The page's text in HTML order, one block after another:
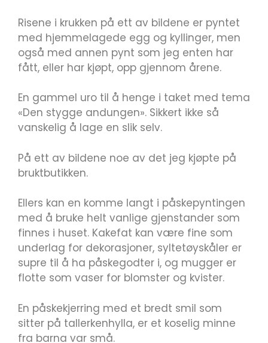
Risene i krukken på ett av bildene er pyntet
med hjemmelagede egg og kyllinger, men
også med annen pynt som jeg enten har
fått, eller har kjøpt, opp gjennom årene.
En gammel uro til å henge i taket med tema
«Den stygge andungen». Sikkert ikke så
vanskelig å lage en slik selv.
På ett av bildene noe av det jeg kjøpte på
bruktbutikken.
Ellers kan en komme langt i påskepyntingen
med å bruke helt vanlige gjenstander som
finnes i huset. Kakefat kan være fine som
underlag for dekorasjoner, syltetøyskåler er
supre til å ha påskegodter i, og mugger er
flotte som vaser for blomster og kvister.
En påskekjerring med et bredt smil som
sitter på tallerkenhylla, er et koselig minne
fra barna var små.